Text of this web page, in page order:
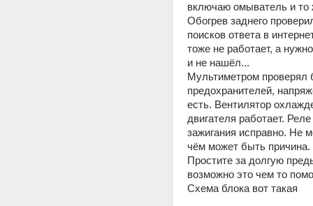
включаю омыватель и то
Обогрев заднего
поисков ответа в
тоже не работает, а
и не нашёл...
Мультиметром проверял
предохранителей,
есть. Вентилятор
двигателя работает. Реле
зажигания исправно. Не
чём может быть причина.
Простите за долгую
возможно это чем то
Схема блока вот такая